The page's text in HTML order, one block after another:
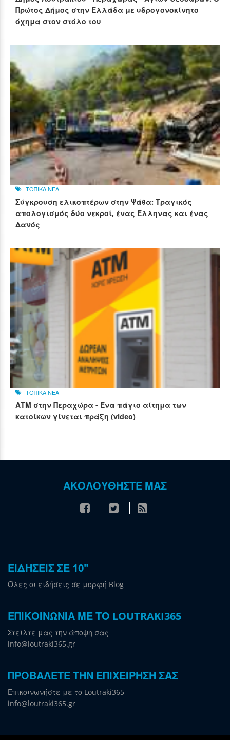
Πρώτος Δήμος στην Ελλάδα με υδρογονοκίνητο
όχημα στον στόλο του
ΤΟΠΙΚΑ ΝΕΑ
Σύγκρουση ελικοπτέρων στην Ψάθα: Τραγικός
απολογισμός δύο νεκροί, ένας Έλληνας και ένας
Δανός
ΤΟΠΙΚΑ ΝΕΑ
ΑΤΜ στην Περαχώρα - Ένα πάγιο αίτημα των
κατοίκων γίνεται πράξη (video)
ΑΚΟΛΟΥΘΗΣΤΕ ΜΑΣ
ΕΙΔΗΣΕΙΣ ΣΕ 10"
Όλες οι ειδήσεις σε μορφή Blog
ΕΠΙΚΟΙΝΩΝΙΑ ΜΕ ΤΟ LOUTRAKI365
Στείλτε μας την άποψη σας
info@loutraki365.gr
ΠΡΟΒΑΛΕΤΕ ΤΗΝ ΕΠΙΧΕΙΡΗΣΗ ΣΑΣ
Επικοινωνήστε με το Loutraki365
info@loutraki365.gr